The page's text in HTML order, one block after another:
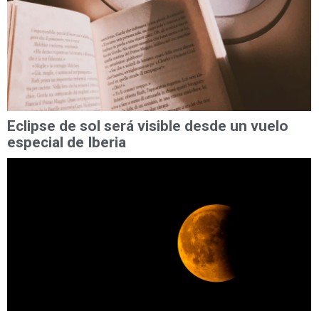
Eclipse de sol será visible desde un vuelo
especial de Iberia